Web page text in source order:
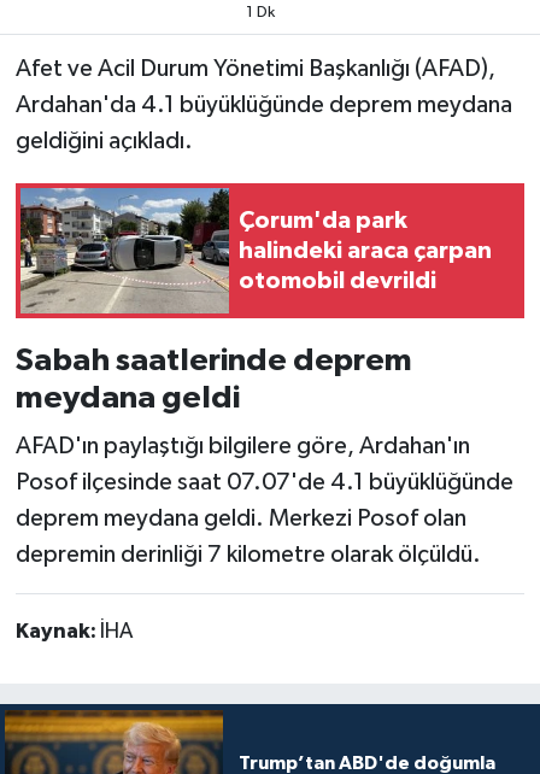
1 Dk
Afet ve Acil Durum Yönetimi Başkanlığı (AFAD),
Ardahan'da 4.1 büyüklüğünde deprem meydana
geldiğini açıkladı.
Çorum'da park
halindeki araca çarpan
otomobil devrildi
Sabah saatlerinde deprem
meydana geldi
AFAD'ın paylaştığı bilgilere göre, Ardahan'ın
Posof ilçesinde saat 07.07'de 4.1 büyüklüğünde
deprem meydana geldi. Merkezi Posof olan
depremin derinliği 7 kilometre olarak ölçüldü.
Kaynak: İHA
Trump’tan ABD'de doğumla